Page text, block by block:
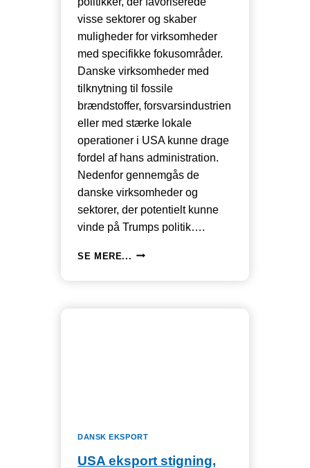
visse sektorer og skaber
muligheder for virksomheder
med specifikke fokusområder.
Danske virksomheder med
tilknytning til fossile
brændstoffer, forsvarsindustrien
eller med stærke lokale
operationer i USA kunne drage
fordel af hans administration.
Nedenfor gennemgås de
danske virksomheder og
sektorer, der potentielt kunne
vinde på Trumps politik….
SE MERE... VINDERE
DANSK EKSPORT
USA eksport stigning,